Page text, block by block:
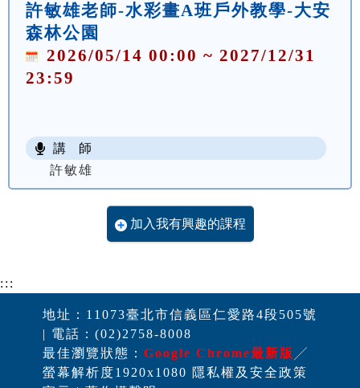
許敏雄老師-水彩畫A班戶外教學-大安
森林公園
2026/05/14 00:00 ~ 2027/12/31
23:59
講 師
許敏雄
加入我有興趣的課程
:::
地址：11073臺北市信義區仁愛路4段505號
| 電話：(02)2758-8008
最佳瀏覽狀態： Google Chrome最新版 ╱
螢幕解析度1920x1080 隱私權及安全政策